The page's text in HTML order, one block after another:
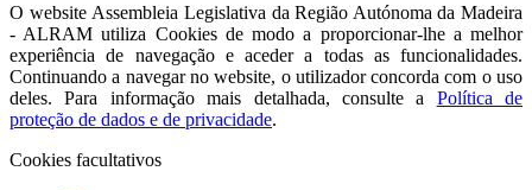
O website Assembleia Legislativa da Região Autónoma da Madeira
- ALRAM utiliza Cookies de modo a proporcionar-lhe a melhor
experiência de navegação e aceder a todas as funcionalidades.
Continuando a navegar no website, o utilizador concorda com o uso
deles. Para informação mais detalhada, consulte a
Política de
proteção de dados e de privacidade.
Cookies facultativos